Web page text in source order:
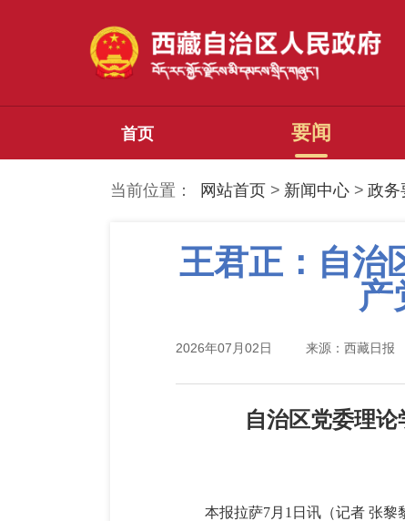
首页 要闻
当前位置： 网站首页 > 新闻中心 > 政务
王君正：自治
产
2026年07月02日 来源：西藏日报
自治区党委理
本报拉萨7月1日讯（记者 张